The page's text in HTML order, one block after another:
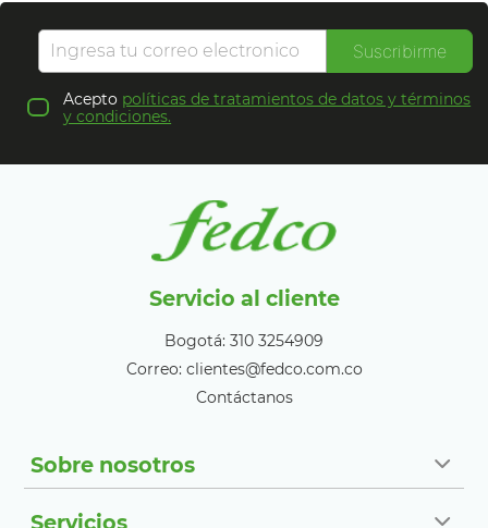
Suscribirme
Acepto políticas de tratamientos de datos y términos
y condiciones.
Servicio al cliente
Bogotá: 310 3254909
Correo: clientes@fedco.com.co
Contáctanos
Sobre nosotros